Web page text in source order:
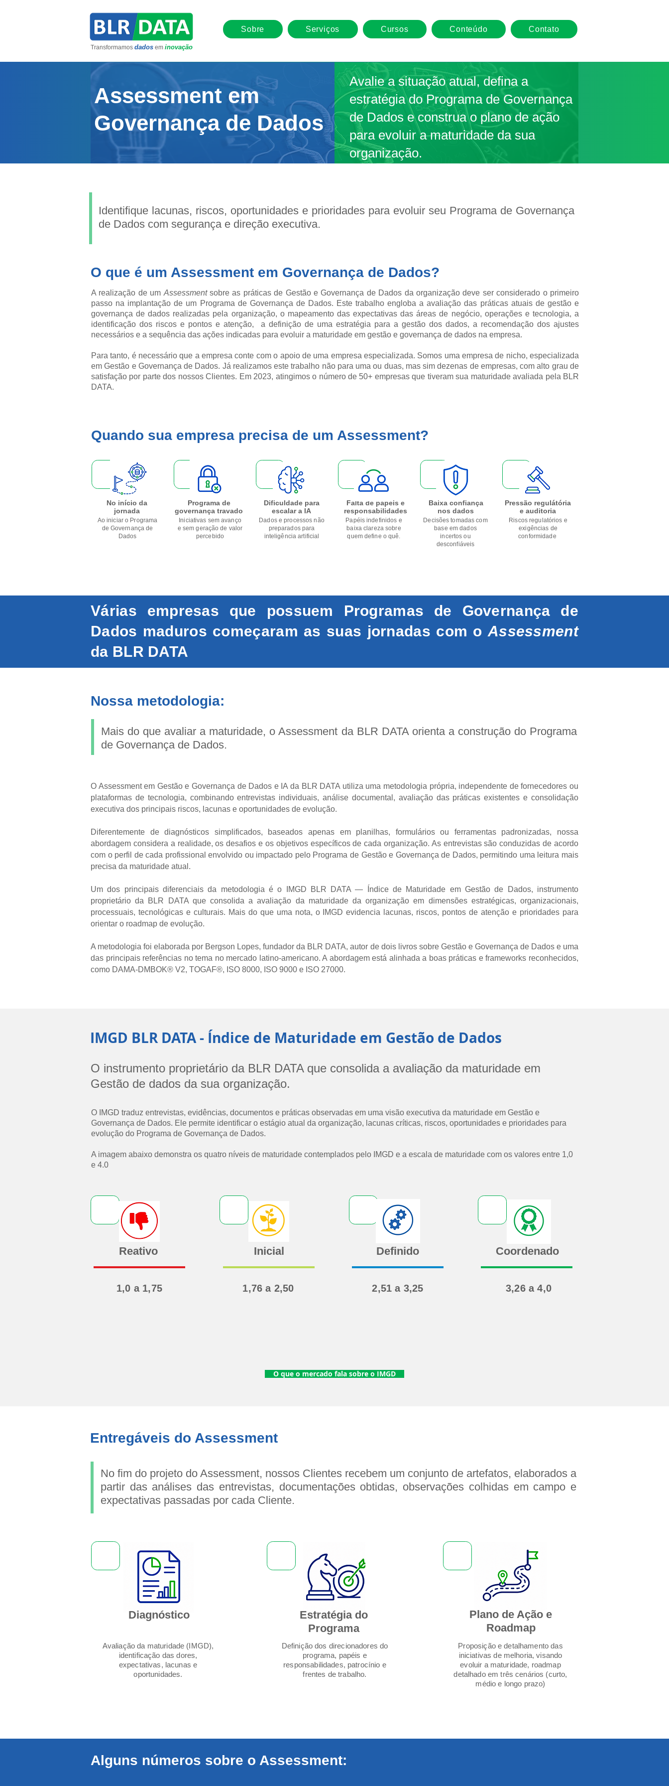
Transformamos dados em inovação
Sobre Serviços Cursos Conteúdo Contato
Assessment em
Governança de Dados
Avalie a situação atual, defina a
estratégia do Programa de Governança
de Dados e construa o plano de ação
para evoluir a maturidade da sua
organização.
Identifique lacunas, riscos, oportunidades e prioridades para evoluir seu Programa de Governança
de Dados com segurança e direção executiva.
O que é um Assessment em Governança de Dados?
A realização de um Assessmentsobre as práticas de Gestão e Governança de Dados da organização deve ser considerado o primeiro
passo na implantação de um Programa de Governança de Dados. Este trabalho engloba a avaliação das práticas atuais de gestão e
governança de dados realizadas pela organização, o mapeamento das expectativas das áreas de negócio, operações e tecnologia, a
identificação dos riscos e pontos e atenção, a definição de uma estratégia para a gestão dos dados, a recomendação dos ajustes
necessários e a sequência das ações indicadas para evoluir a maturidade em gestão e governança de dados na empresa.
Para tanto, é necessário que a empresa conte com o apoio de uma empresa especializada. Somos uma empresa de nicho, especializada
em Gestão e Governança de Dados. Já realizamos este trabalho não para uma ou duas, mas sim dezenas de empresas, com alto grau de
satisfação por parte dos nossos Clientes. Em 2023, atingimos o número de 50+ empresas que tiveram sua maturidade avaliada pela BLR
DATA.
Quando sua empresa precisa de um Assessment?
No início da
jornada
Ao iniciar o Programa
de Governança de
Dados
Programa de
governança travado
Iniciativas sem avanço
e sem geração de valor
percebido
Dificuldade para
escalar a IA
Dados e processos não
preparados para
inteligência artificial
Falta de papéis e
responsabilidades
Papéis indefinidos e
baixa clareza sobre
quem define o quê.
Baixa confiança
nos dados
Decisões tomadas com
base em dados
incertos ou
desconfiáveis
Pressão regulátória
e auditoria
Riscos regulatórios e
exigências de
conformidade
Várias empresas que possuem Programas de Governança de
Dados maduros começaram as suas jornadas com o Assessment
da BLR DATA
Nossa metodologia:
Mais do que avaliar a maturidade, o Assessment da BLR DATA orienta a construção do Programa
de Governança de Dados.
O Assessment em Gestão e Governança de Dados e IA da BLR DATA utiliza uma metodologia própria, independente de fornecedores ou
plataformas de tecnologia, combinando entrevistas individuais, análise documental, avaliação das práticas existentes e consolidação
executiva dos principais riscos, lacunas e oportunidades de evolução.
Diferentemente de diagnósticos simplificados, baseados apenas em planilhas, formulários ou ferramentas padronizadas, nossa
abordagem considera a realidade, os desafios e os objetivos específicos de cada organização. As entrevistas são conduzidas de acordo
com o perfil de cada profissional envolvido ou impactado pelo Programa de Gestão e Governança de Dados, permitindo uma leitura mais
precisa da maturidade atual.
Um dos principais diferenciais da metodologia é o IMGD BLR DATA — Índice de Maturidade em Gestão de Dados, instrumento
proprietário da BLR DATA que consolida a avaliação da maturidade da organização em dimensões estratégicas, organizacionais,
processuais, tecnológicas e culturais. Mais do que uma nota, o IMGD evidencia lacunas, riscos, pontos de atenção e prioridades para
orientar o roadmap de evolução.
A metodologia foi elaborada por Bergson Lopes, fundador da BLR DATA, autor de dois livros sobre Gestão e Governança de Dados e uma
das principais referências no tema no mercado latino-americano. A abordagem está alinhada a boas práticas e frameworks reconhecidos,
como DAMA-DMBOK® V2, TOGAF®, ISO 8000, ISO 9000 e ISO 27000.
IMGD BLR DATA - Índice de Maturidade em Gestão de Dados
O instrumento proprietário da BLR DATA que consolida a avaliação da maturidade em
Gestão de dados da sua organização.
O IMGD traduz entrevistas, evidências, documentos e práticas observadas em uma visão executiva da maturidade em Gestão e
Governança de Dados. Ele permite identificar o estágio atual da organização, lacunas críticas, riscos, oportunidades e prioridades para
evolução do Programa de Governança de Dados.
A imagem abaixo demonstra os quatro níveis de maturidade contemplados pelo IMGD e a escala de maturidade com os valores entre 1,0
e 4.0
Reativo
1,0 a 1,75
Inicial
1,76 a 2,50
Definido
2,51 a 3,25
Coordenado
3,26 a 4,0
O que o mercado fala sobre o IMGD
Entregáveis do Assessment
No fim do projeto do Assessment, nossos Clientes recebem um conjunto de artefatos, elaborados a
partir das análises das entrevistas, documentações obtidas, observações colhidas em campo e
expectativas passadas por cada Cliente.
Diagnóstico
Avaliação da maturidade (IMGD),
identificação das dores,
expectativas, lacunas e
oportunidades.
Estratégia do
Programa
Definição dos direcionadores do
programa, papéis e
responsabilidades, patrocínio e
frentes de trabalho.
Plano de Ação e
Roadmap
Proposição e detalhamento das
iniciativas de melhoria, visando
evoluir a maturidade, roadmap
detalhado em três cenários (curto,
médio e longo prazo)
Alguns números sobre o Assessment: